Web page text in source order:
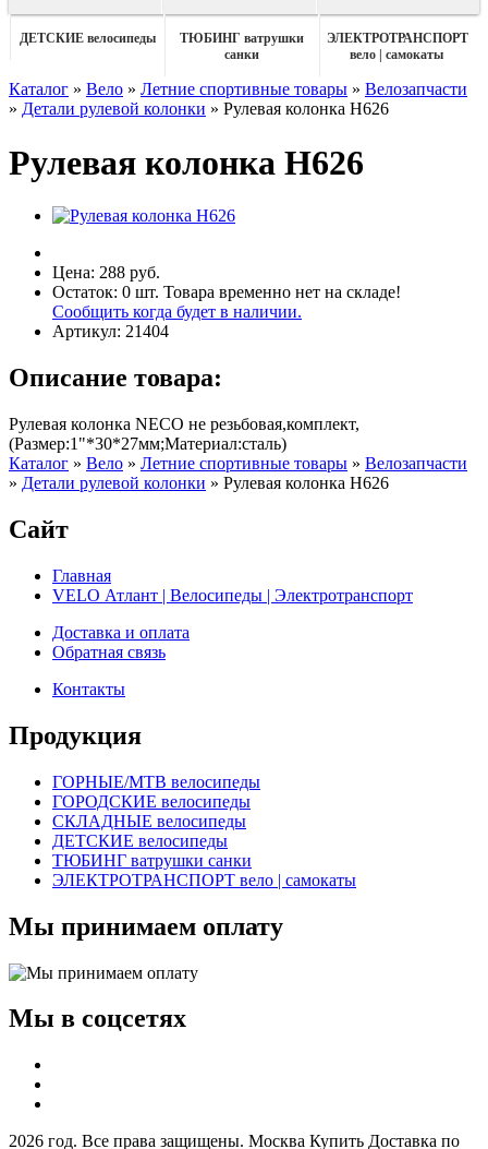
ДЕТСКИЕ велосипеды
ТЮБИНГ ватрушки
санки
ЭЛЕКТРОТРАНСПОРТ
вело | самокаты
Каталог » Вело » Летние спортивные товары » Велозапчасти
» Детали рулевой колонки » Рулевая колонка H626
Рулевая колонка H626
Цена: 288 руб.
Остаток: 0 шт. Товара временно нет на складе!
Сообщить когда будет в наличии.
Артикул: 21404
Описание товара:
Рулевая колонка NECO не резьбовая,комплект,
(Размер:1"*30*27мм;Материал:сталь)
Каталог » Вело » Летние спортивные товары » Велозапчасти
» Детали рулевой колонки » Рулевая колонка H626
Сайт
Главная
VELO Атлант | Велосипеды | Электротранспорт
Доставка и оплата
Обратная связь
Контакты
Продукция
ГОРНЫЕ/MTB велосипеды
ГОРОДСКИЕ велосипеды
СКЛАДНЫЕ велосипеды
ДЕТСКИЕ велосипеды
ТЮБИНГ ватрушки санки
ЭЛЕКТРОТРАНСПОРТ вело | самокаты
Мы принимаем оплату
Мы в соцсетях
2026 год. Все права защищены. Москва Купить Доставка по